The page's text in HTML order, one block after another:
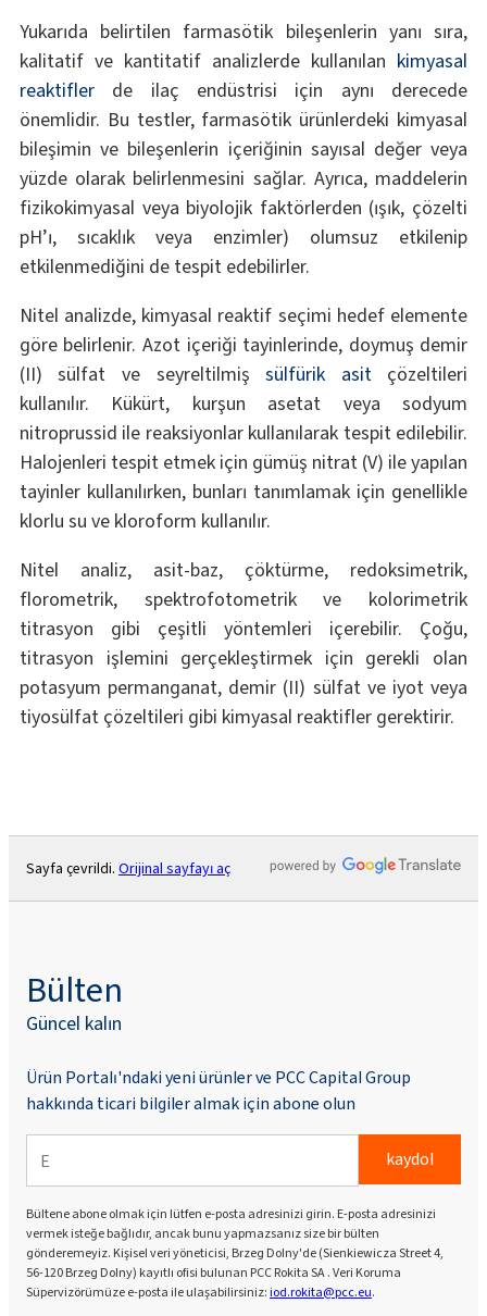
Yukarıda belirtilen farmasötik bileşenlerin yanı sıra,
kalitatif ve kantitatif analizlerde kullanılan kimyasal
reaktiflerde ilaç endüstrisi için aynı derecede
önemlidir. Bu testler, farmasötik ürünlerdeki kimyasal
bileşimin ve bileşenlerin içeriğinin sayısal değer veya
yüzde olarak belirlenmesini sağlar. Ayrıca, maddelerin
fizikokimyasal veya biyolojik faktörlerden (ışık, çözelti
pH’ı, sıcaklık veya enzimler) olumsuz etkilenip
etkilenmediğini de tespit edebilirler.
Nitel analizde, kimyasal reaktif seçimi hedef elemente
göre belirlenir. Azot içeriği tayinlerinde, doymuş demir
(II) sülfat ve seyreltilmişsülfürik asitçözeltileri
kullanılır. Kükürt, kurşun asetat veya sodyum
nitroprussid ile reaksiyonlar kullanılarak tespit edilebilir.
Halojenleri tespit etmek için gümüş nitrat (V) ile yapılan
tayinler kullanılırken, bunları tanımlamak için genellikle
klorlu su ve kloroform kullanılır.
Nitel analiz, asit-baz, çöktürme, redoksimetrik,
florometrik, spektrofotometrik ve kolorimetrik
titrasyon gibi çeşitli yöntemleri içerebilir. Çoğu,
titrasyon işlemini gerçekleştirmek için gerekli olan
potasyum permanganat, demir (II) sülfat ve iyot veya
tiyosülfat çözeltileri gibi kimyasal reaktifler gerektirir.
Sayfa çevrildi. Orijinal sayfayı aç
Bülten
Güncel kalın
Ürün Portalı'ndaki yeni ürünler ve PCC Capital Group
hakkında ticari bilgiler almak için abone olun
kaydol
Bültene abone olmak için lütfen e-posta adresinizi girin. E-posta adresinizi
vermek isteğe bağlıdır, ancak bunu yapmazsanız size bir bülten
gönderemeyiz. Kişisel veri yöneticisi, Brzeg Dolny'de (Sienkiewicza Street 4,
56-120 Brzeg Dolny) kayıtlı ofisi bulunan PCC Rokita SA . Veri Koruma
Süpervizörümüze e-posta ile ulaşabilirsiniz:iod.rokita@pcc.eu.